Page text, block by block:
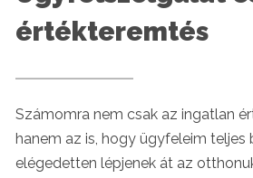
értékteremtés
Számomra nem csak az ingatlan
hanem az is, hogy ügyfeleim teljes
elégedetten lépjenek át az